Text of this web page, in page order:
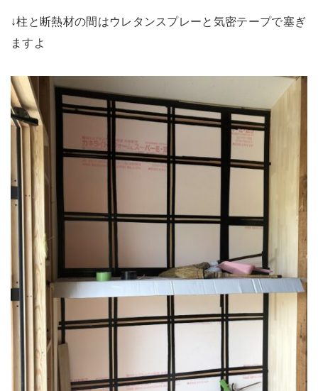
↓柱と断熱材の間はウレタンスプレーと気密テープで塞ぎ
ますよ